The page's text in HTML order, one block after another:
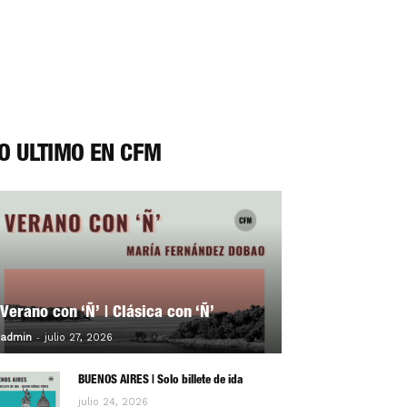
ÚLTIMO EN CFM
Verano con ‘Ñ’ | Clásica con ‘Ñ’
admin - julio 27, 2026 0
BUENOS AIRES | Solo billete de ida
julio 24, 2026